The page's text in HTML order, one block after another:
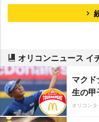
オリコンニュース イ
マク
生の甲
オリコン